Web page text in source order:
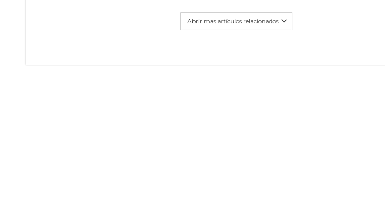
Abrir mas artículos relacionados